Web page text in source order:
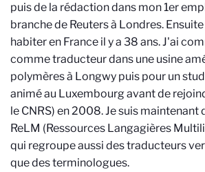
puis de la rédaction dans mon 1er
branche de Reuters à Londres.
habiter en France il y a 38 ans. J'ai
comme traducteur dans une usine
polymères à Longwy puis pour un
animé au Luxembourg avant de
le CNRS) en 2008. Je suis maintenant
ReLM (Ressources Langagières
qui regroupe aussi des traducteurs
que des terminologues.